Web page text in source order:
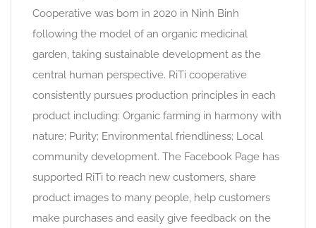
Cooperative was born in 2020 in Ninh Binh
following the model of an organic medicinal
garden, taking sustainable development as the
central human perspective. RiTi cooperative
consistently pursues production principles in each
product including: Organic farming in harmony with
nature; Purity; Environmental friendliness; Local
community development. The Facebook Page has
supported RiTi to reach new customers, share
product images to many people, help customers
make purchases and easily give feedback on the